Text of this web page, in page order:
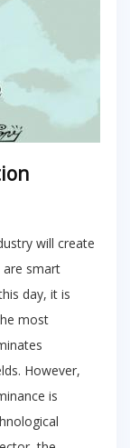
will create
are smart
day, it is
most
However,
is